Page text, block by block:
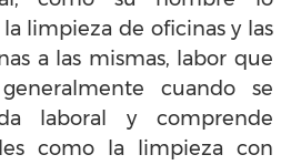
limpieza de oficinas y las
a las mismas, labor que
cuando se
laboral y comprende
como la limpieza con